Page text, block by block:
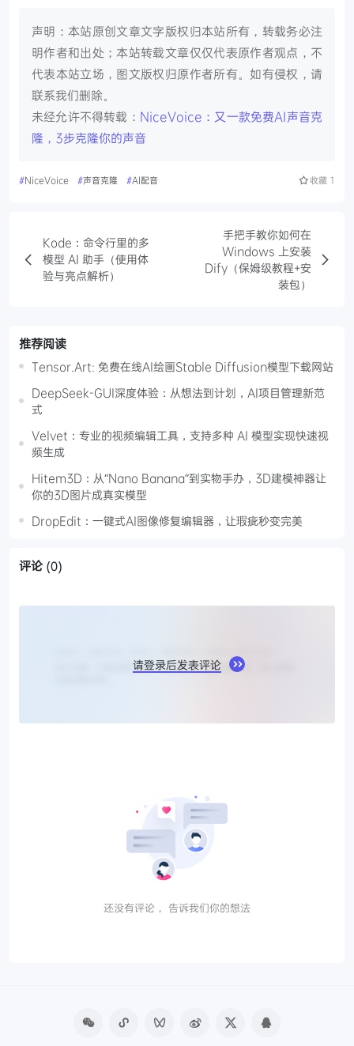
声明：本站原创文章文字版权归本站所有，转载务必注
明作者和出处；本站转载文章仅仅代表原作者观点，不
代表本站立场，图文版权归原作者所有。如有侵权，请
联系我们删除。
未经允许不得转载： NiceVoice：又一款免费AI声音克
隆，3步克隆你的声音
#NiceVoice #声音克隆 #AI配音 收藏 1
Kode：命令行里的多
模型 AI 助手（使用体
验与亮点解析）
手把手教你如何在
Windows 上安装
Dify（保姆级教程+安
装包）
推荐阅读
Tensor.Art: 免费在线AI绘画Stable Diffusion模型下载网站
DeepSeek-GUI深度体验：从想法到计划，AI项目管理新范
式
Velvet：专业的视频编辑工具，支持多种 AI 模型实现快速视
频生成
Hitem3D：从“Nano Banana”到实物手办，3D建模神器让
你的3D图片成真实模型
DropEdit：一键式AI图像修复编辑器，让瑕疵秒变完美
评论 (0)
请登录后发表评论
还没有评论， 告诉我们你的想法